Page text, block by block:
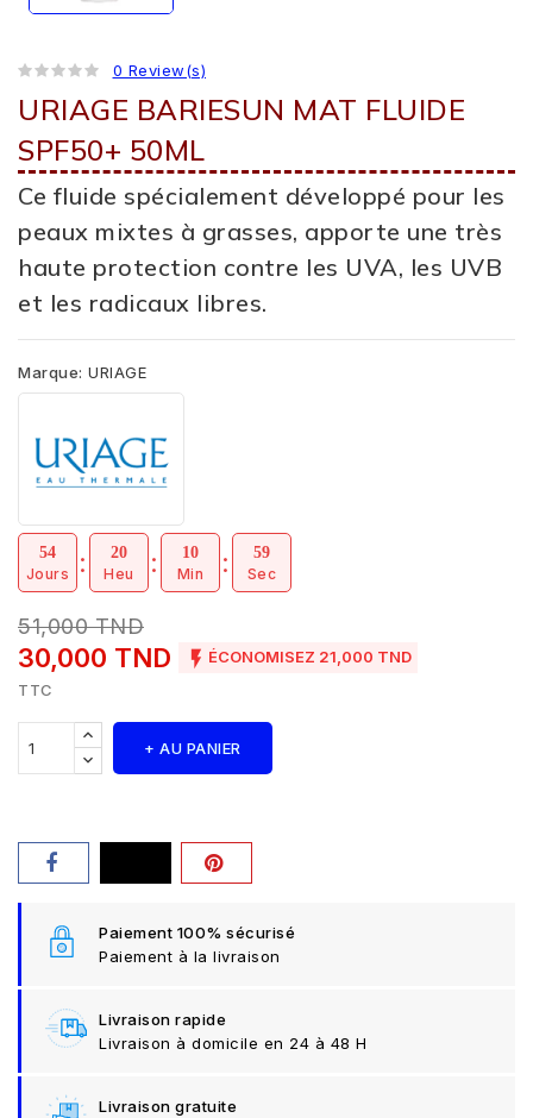
0 Review(s)
URIAGE BARIESUN MAT FLUIDE
SPF50+ 50ML
Ce fluide spécialement développé pour les
peaux mixtes à grasses, apporte une très
haute protection contre les UVA, les UVB
et les radicaux libres.
Marque: URIAGE
54
Jours
20
Heu
10
Min
59
Sec
51,000 TND
30,000 TND  ÉCONOMISEZ 21,000 TND
TTC
+ AU PANIER
Paiement 100% sécurisé
Paiement à la livraison
Livraison rapide
Livraison à domicile en 24 à 48 H
Livraison gratuite